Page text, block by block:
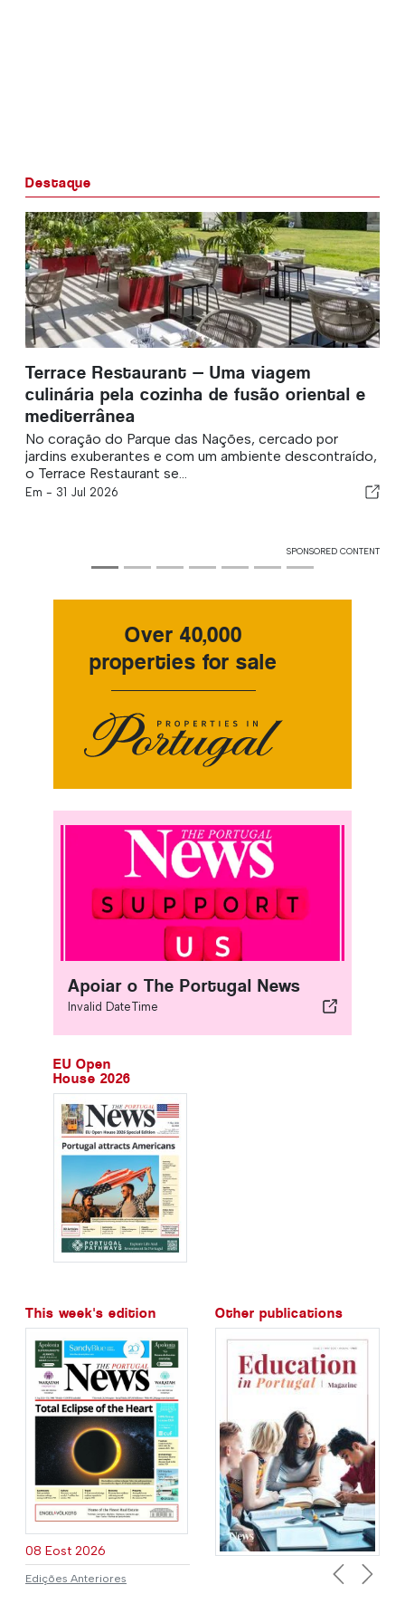
Destaque
Terrace Restaurant — Uma viagem
culinária pela cozinha de fusão oriental e
mediterrânea
No coração do Parque das Nações, cercado por
jardins exuberantes e com um ambiente descontraído,
o Terrace Restaurant se...
Em - 31 Jul 2026
SPONSORED CONTENT
Over 40,000
properties for sale
Apoiar o The Portugal News
Invalid DateTime
EU Open
House 2026
This week's edition
08 Eost 2026
Edições Anteriores
Other publications
Previous
Next